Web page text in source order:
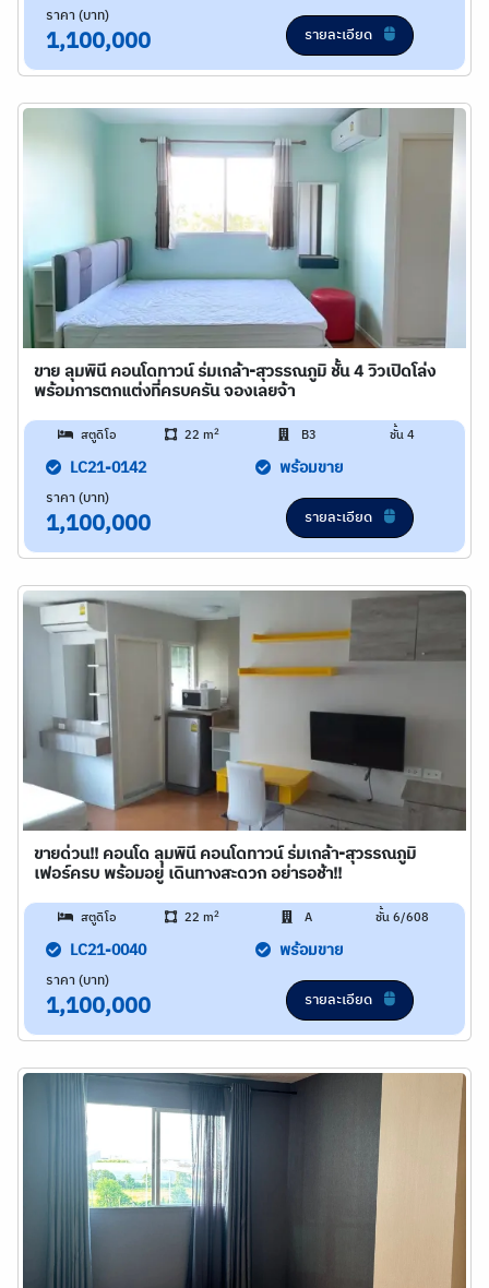
ราคา (บาท)
1,100,000 รายละเอียด
ขาย ลุมพินี คอนโดทาวน์ ร่มเกล้า-สุวรรณภูมิ ชั้น 4 วิวเปิดโล่ง
พร้อมการตกแต่งที่ครบครัน จองเลยจ้า
สตูดิโอ 22 m2 B3 ชั้น 4
LC21-0142 พร้อมขาย
ราคา (บาท)
1,100,000 รายละเอียด
ขายด่วน!! คอนโด ลุมพินี คอนโดทาวน์ ร่มเกล้า-สุวรรณภูมิ
เฟอร์ครบ พร้อมอยู่ เดินทางสะดวก อย่ารอช้า!!
สตูดิโอ 22 m2 A ชั้น 6/608
LC21-0040 พร้อมขาย
ราคา (บาท)
1,100,000 รายละเอียด